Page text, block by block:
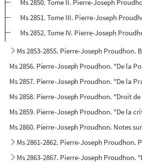
Ms 2850. Tome II. Pierre-Joseph
Ms 2851. Tome III. Pierre-Joseph
Ms 2852. Tome IV. Pierre-Joseph
Ms 2853-2855. Pierre-Joseph
Ms 2856. Pierre-Joseph Proudhon. "De la
Ms 2857. Pierre-Joseph Proudhon. "De la
Ms 2858. Pierre-Joseph Proudhon. "Droit
Ms 2859. Pierre-Joseph Proudhon. "De la
Ms 2860. Pierre-Joseph Proudhon. Notes
Ms 2861-2862. Pierre-Joseph Proudhon.
Ms 2863-2867. Pierre-Joseph Proudhon.